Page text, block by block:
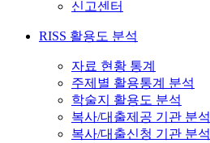
신고센터
RISS 활용도 분석
자료 현황 통계
주제별 활용통계 분석
학술지 활용도 분석
복사/대출제공 기관 분석
복사/대출신청 기관 분석